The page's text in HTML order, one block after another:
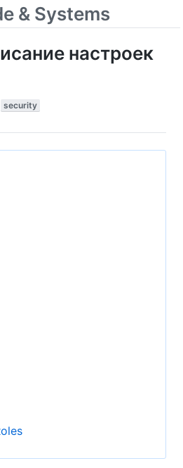
& Systems
настроек
security